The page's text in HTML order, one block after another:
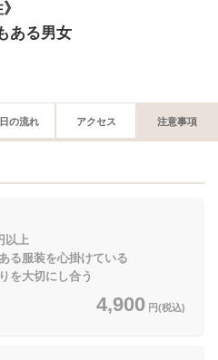
ある男女
の流れ アクセス 注意事項
上
装を心掛けている
を大切にし合う
4,900 円(税込)